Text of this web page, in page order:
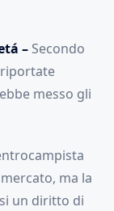
– Secondo
messo gli
ma la
un diritto di